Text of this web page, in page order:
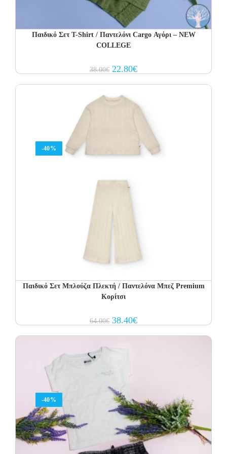
Παιδικό Σετ Τ-Shirt / Παντελόνι Cargo Αγόρι – NEW
COLLEGE
38.00€ Original
price
22.80€Current
price
-40%
Παιδικό Σετ Μπλούζα Πλεκτή / Παντελόνα Μπεζ Premium
Κορίτσι
64.00€ Original
price
38.40€Current
price
-40%